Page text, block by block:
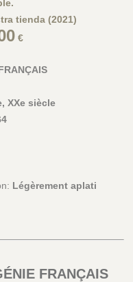
tienda (2021)
€
XXe siècle
Légèrement aplati
FRANÇAIS